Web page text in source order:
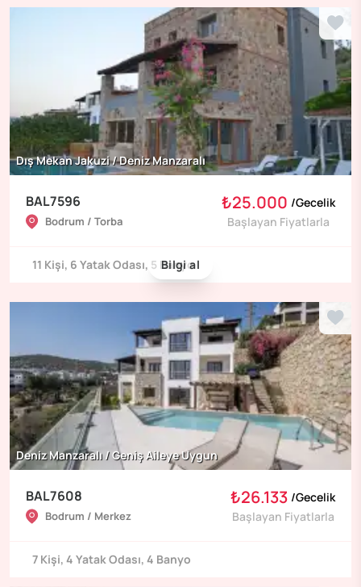
Dış Mekan Jakuzi / Deniz Manzaralı
BAL7596
Bodrum / Torba
₺25.000 /Gecelik
Başlayan Fiyatlarla
11 Kişi, 6 Yatak Odası, 5 Banyo
Bilgi al
Deniz Manzaralı / Geniş Aileye Uygun
BAL7608
Bodrum / Merkez
₺26.133 /Gecelik
Başlayan Fiyatlarla
7 Kişi, 4 Yatak Odası, 4 Banyo